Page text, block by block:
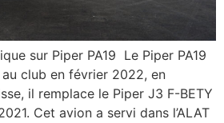
sur Piper PA19 Le Piper PA19
club en février 2022, en
il remplace le Piper J3 F-BETY
Cet avion a servi dans l’ALAT